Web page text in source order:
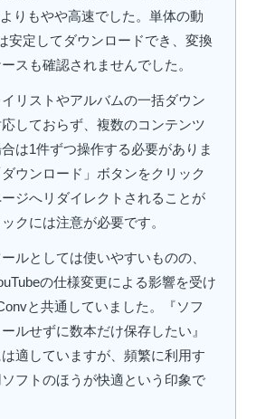
りもやや高速でした。単体の動
安定してダウンロードでき、変換
スも確認されませんでした。
リストやアルバムの一括ダウン
しておらず、複数のコンテンツ
は1件ずつ操作する必要がありま
ウンロード」ボタンをクリック
ジへリダイレクトされることが
クには注意が必要です。
ルとしては使いやすいものの、
の仕様変更による影響を受け
と共通していました。『ソフ
ルせずに数本だけ保存したい』
適していますが、頻繁に利用す
フトのほうが快適という印象で